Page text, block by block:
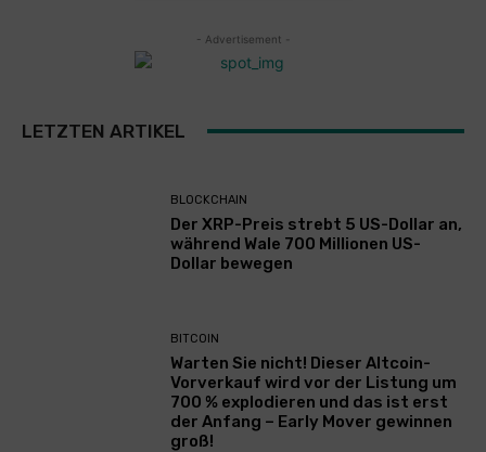
- Advertisement -
LETZTEN ARTIKEL
BLOCKCHAIN
Der XRP-Preis strebt 5 US-Dollar an,
während Wale 700 Millionen US-
Dollar bewegen
BITCOIN
Warten Sie nicht! Dieser Altcoin-
Vorverkauf wird vor der Listung um
700 % explodieren und das ist erst
der Anfang – Early Mover gewinnen
groß!